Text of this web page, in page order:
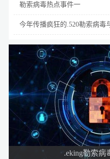
勒索病毒热点事件一
今年传播疯狂的.520勒索病毒
.eking勒索病